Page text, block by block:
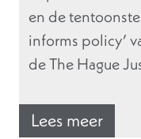
en de
informs policy’
de The Hague
Lees meer